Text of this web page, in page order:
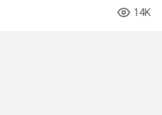
14K